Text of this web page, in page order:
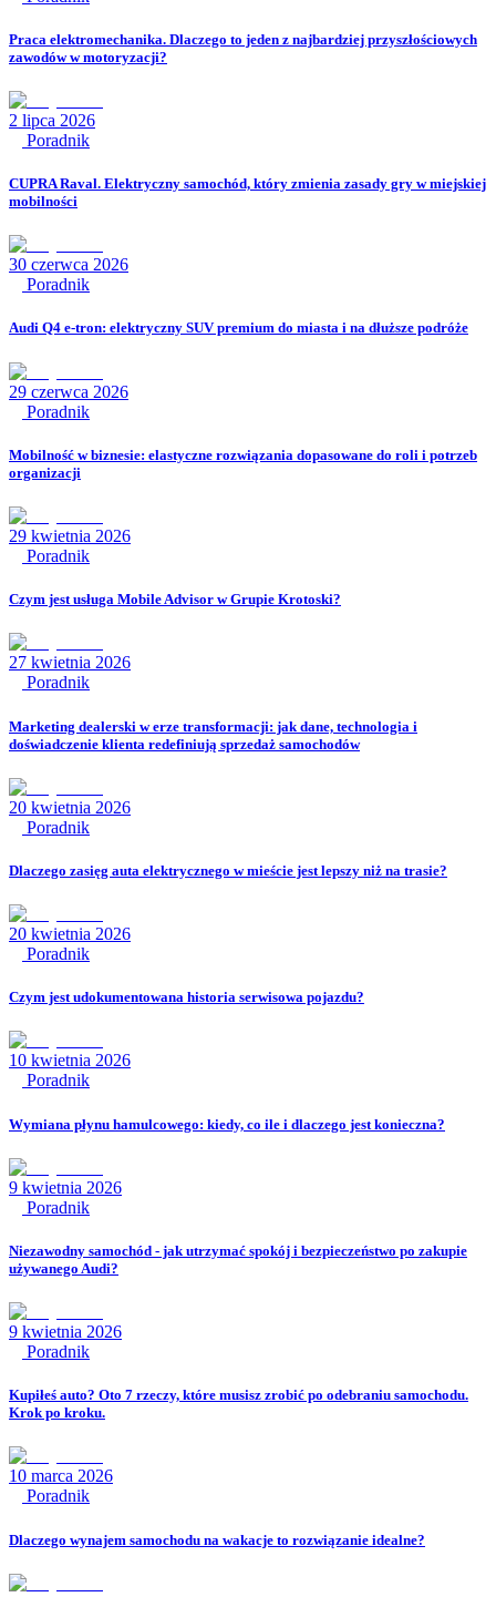
Praca elektromechanika. Dlaczego to jeden z najbardziej przyszłościowych
zawodów w motoryzacji?
2 lipca 2026
Poradnik
CUPRA Raval. Elektryczny samochód, który zmienia zasady gry w miejskiej
mobilności
30 czerwca 2026
Poradnik
Audi Q4 e-tron: elektryczny SUV premium do miasta i na dłuższe podróże
29 czerwca 2026
Poradnik
Mobilność w biznesie: elastyczne rozwiązania dopasowane do roli i potrzeb
organizacji
29 kwietnia 2026
Poradnik
Czym jest usługa Mobile Advisor w Grupie Krotoski?
27 kwietnia 2026
Poradnik
Marketing dealerski w erze transformacji: jak dane, technologia i
doświadczenie klienta redefiniują sprzedaż samochodów
20 kwietnia 2026
Poradnik
Dlaczego zasięg auta elektrycznego w mieście jest lepszy niż na trasie?
20 kwietnia 2026
Poradnik
Czym jest udokumentowana historia serwisowa pojazdu?
10 kwietnia 2026
Poradnik
Wymiana płynu hamulcowego: kiedy, co ile i dlaczego jest konieczna?
9 kwietnia 2026
Poradnik
Niezawodny samochód - jak utrzymać spokój i bezpieczeństwo po zakupie
używanego Audi?
9 kwietnia 2026
Poradnik
Kupiłeś auto? Oto 7 rzeczy, które musisz zrobić po odebraniu samochodu.
Krok po kroku.
10 marca 2026
Poradnik
Dlaczego wynajem samochodu na wakacje to rozwiązanie idealne?